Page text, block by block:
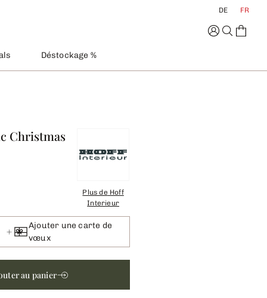
DE FR
Déstockage %
Christmas
Plus de Hoff
Interieur
Ajouter une carte de
vœux
au panier